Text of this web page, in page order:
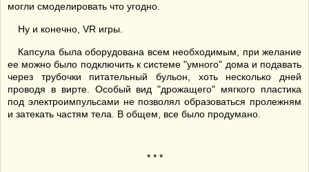
могли смоделировать что угодно.
Ну и конечно, VR игры.
Капсула была оборудована всем необходимым, при желание
ее можно было подключить к системе "умного" дома и подавать
через трубочки питательный бульон, хоть несколько дней
проводя в вирте. Особый вид "дрожащего" мягкого пластика
под электроимпульсами не позволял образоваться пролежням
и затекать частям тела. В общем, все было продумано.
* * *